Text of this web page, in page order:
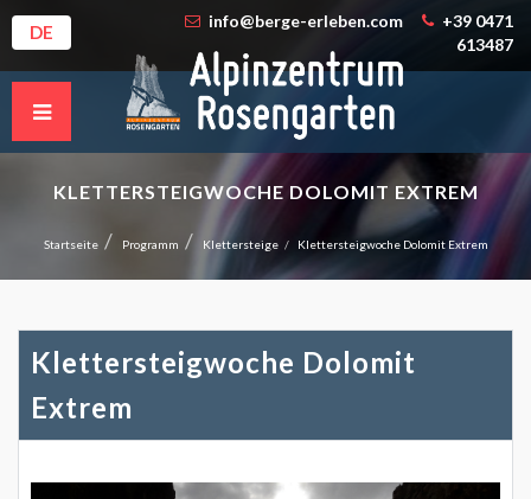
DE
info@berge-erleben.com
+39 0471
613487
KLETTERSTEIGWOCHE DOLOMIT EXTREM
Startseite Programm Klettersteige Klettersteigwoche Dolomit Extrem
Klettersteigwoche Dolomit
Extrem